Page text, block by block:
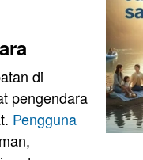
di
pengendara
Pengguna